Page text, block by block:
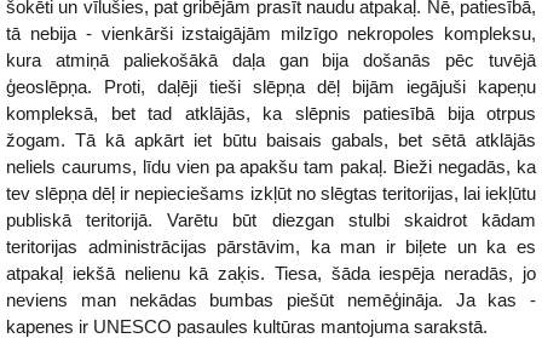
šokēti un vīlušies, pat gribējām prasīt naudu atpakaļ. Nē, patiesībā,
tā nebija - vienkārši izstaigājām milzīgo nekropoles kompleksu,
kura atmiņā paliekošākā daļa gan bija došanās pēc tuvējā
ģeoslēpņa. Proti, daļēji tieši slēpņa dēļ bijām iegājuši kapeņu
kompleksā, bet tad atklājās, ka slēpnis patiesībā bija otrpus
žogam. Tā kā apkārt iet būtu baisais gabals, bet sētā atklājās
neliels caurums, līdu vien pa apakšu tam pakaļ. Bieži negadās, ka
tev slēpņa dēļ ir nepieciešams izkļūt no slēgtas teritorijas, lai iekļūtu
publiskā teritorijā. Varētu būt diezgan stulbi skaidrot kādam
teritorijas administrācijas pārstāvim, ka man ir biļete un ka es
atpakaļ iekšā nelienu kā zaķis. Tiesa, šāda iespēja neradās, jo
neviens man nekādas bumbas piešūt nemēģināja. Ja kas -
kapenes ir UNESCO pasaules kultūras mantojuma sarakstā.